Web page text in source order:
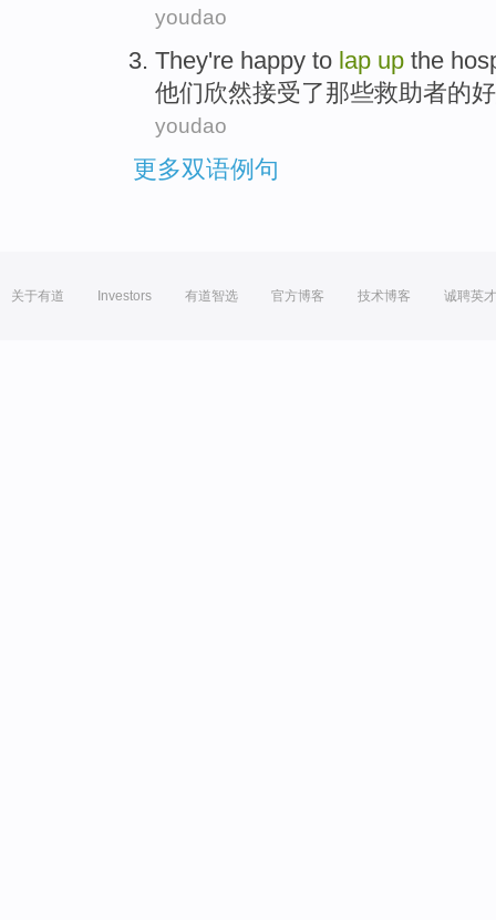
youdao
They're happy to lap up the
他们欣然接受了那些救助者的
youdao
更多双语例句
关于有道 Investors 有道智选 官方博客 技术博客 诚聘英才